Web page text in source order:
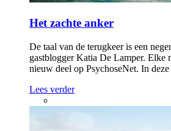
Het zachte anker
De taal van de terugkeer is een
gastblogger Katia De Lamper. Elke
nieuw deel op PsychoseNet. In deze
Lees verder